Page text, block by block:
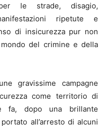
le strade, disagio,
ripetute e
di insicurezza pur non
del crimine e della
gravissime campagne
come territorio di
fa, dopo una brillante
all’arresto di alcuni